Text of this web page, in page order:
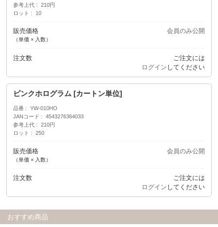
参考上代
210円
ロット
10
販売価格
（単価 × 入数）
会員のみ公開
注文数
ご注文には
ログイン してください
ピンクホログラム [カートン単位]
品番
YW-010HO
JANコード
4543276364033
参考上代
210円
ロット
250
販売価格
（単価 × 入数）
会員のみ公開
注文数
ご注文には
ログイン してください
おすすめ商品